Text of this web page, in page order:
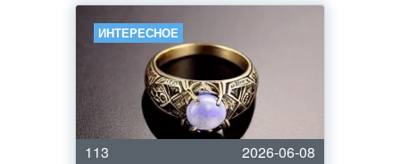
ИНТЕРЕСНОЕ
113
2026-06-08